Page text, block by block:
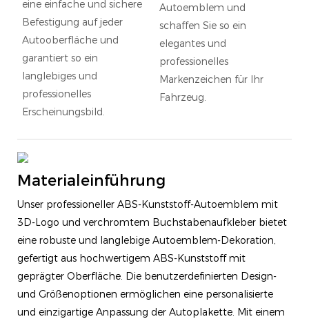
eine einfache und sichere
Befestigung auf jeder
Autooberfläche und
garantiert so ein
langlebiges und
professionelles
Erscheinungsbild.
Autoemblem und
schaffen Sie so ein
elegantes und
professionelles
Markenzeichen für Ihr
Fahrzeug.
Materialeinführung
Unser professioneller ABS-Kunststoff-Autoemblem mit
3D-Logo und verchromtem Buchstabenaufkleber bietet
eine robuste und langlebige Autoemblem-Dekoration,
gefertigt aus hochwertigem ABS-Kunststoff mit
geprägter Oberfläche. Die benutzerdefinierten Design-
und Größenoptionen ermöglichen eine personalisierte
und einzigartige Anpassung der Autoplakette. Mit einem